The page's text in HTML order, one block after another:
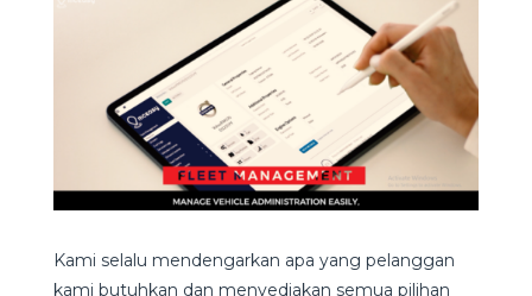
Kami selalu mendengarkan apa yang pelanggan
kami butuhkan dan menyediakan semua pilihan